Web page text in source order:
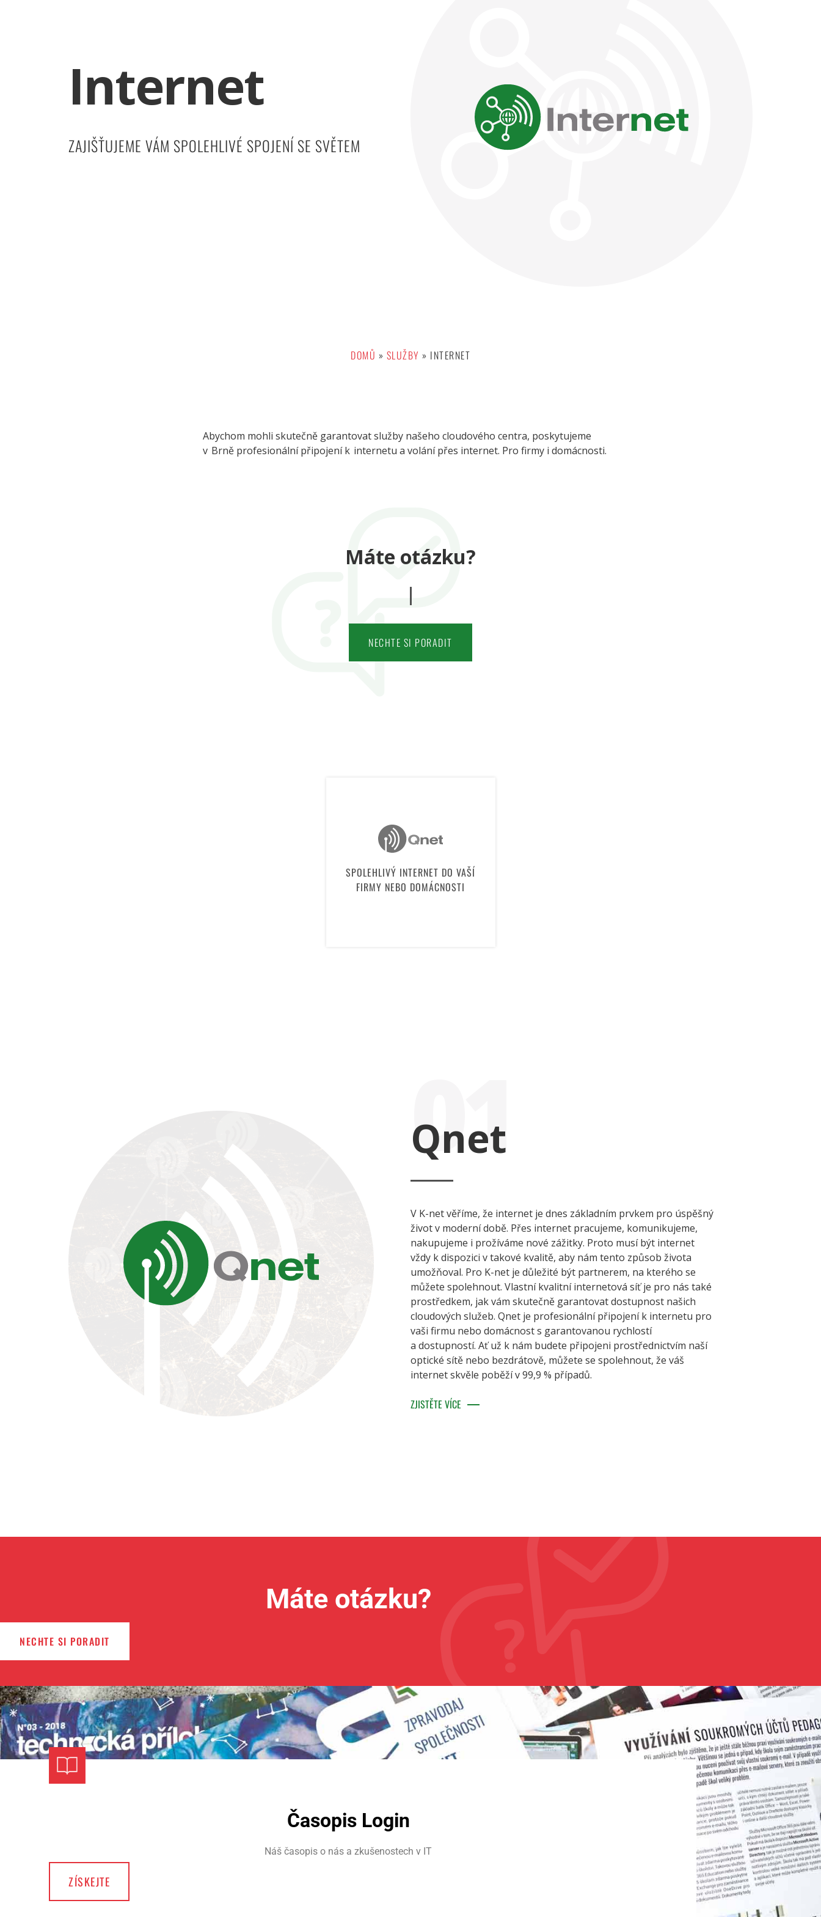
Internet
ZAJIŠŤUJEME VÁM SPOLEHLIVÉ SPOJENÍ SE SVĚTEM
DOMŮ » SLUŽBY » INTERNET
Abychom mohli skutečně garantovat služby našeho cloudového centra, poskytujeme
v Brně profesionální připojení k internetu a volání přes internet. Pro firmy i domácnosti.
Máte otázku?
NECHTE SI PORADIT
SPOLEHLIVÝ INTERNET DO VAŠÍ
FIRMY NEBO DOMÁCNOSTI
Qnet
01
V K-net věříme, že internet je dnes základním prvkem pro úspěšný
život v moderní době. Přes internet pracujeme, komunikujeme,
nakupujeme i prožíváme nové zážitky. Proto musí být internet
vždy k dispozici v takové kvalitě, aby nám tento způsob života
umožňoval. Pro K-net je důležité být partnerem, na kterého se
můžete spolehnout. Vlastní kvalitní internetová síť je pro nás také
prostředkem, jak vám skutečně garantovat dostupnost našich
cloudových služeb. Qnet je profesionální připojení k internetu pro
vaši firmu nebo domácnost s garantovanou rychlostí
a dostupností. Ať už k nám budete připojeni prostřednictvím naší
optické sítě nebo bezdrátově, můžete se spolehnout, že váš
internet skvěle poběží v 99,9 % případů.
ZJISTĚTE VÍCE
Máte otázku?
NECHTE SI PORADIT
Časopis Login
Náš časopis o nás a zkušenostech v IT
ZÍSKEJTE